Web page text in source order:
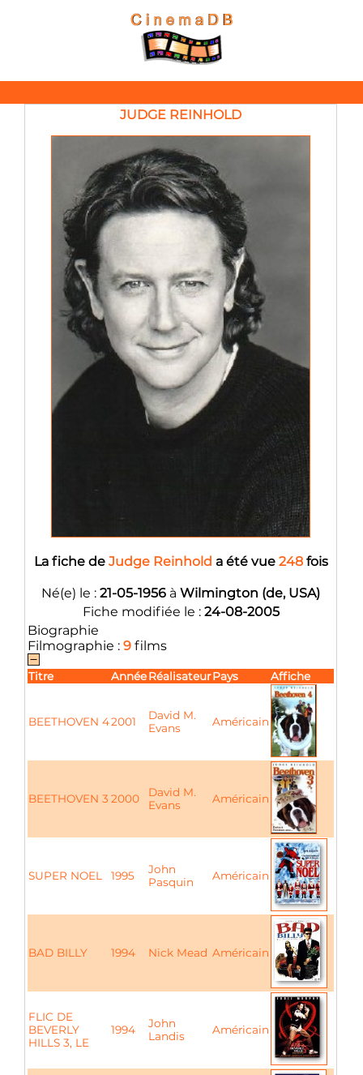
JUDGE REINHOLD
La fiche de Judge Reinhold a été vue 248fois
Né(e) le : 21-05-1956 à Wilmington (de, USA)
Fiche modifiée le : 24-08-2005
Biographie
Filmographie : 9 films
Titre AnnéeRéalisateurPays Affiche
BEETHOVEN 42001
David M.
Evans
Américain
BEETHOVEN 3 2000
David M.
Evans
Américain
SUPER NOEL 1995
John
Pasquin
Américain
BAD BILLY 1994 Nick Mead Américain
FLIC DE
BEVERLY
HILLS 3, LE
1994
John
Landis
Américain